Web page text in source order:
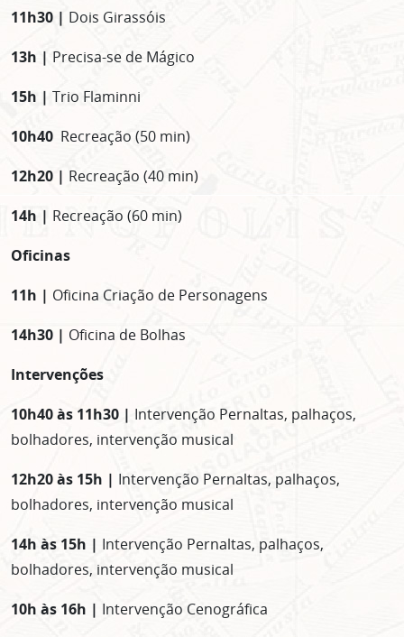
11h30 | Dois Girassóis
13h | Precisa-se de Mágico
15h | Trio Flaminni
10h40 Recreação (50 min)
12h20 | Recreação (40 min)
14h | Recreação (60 min)
Oficinas
11h | Oficina Criação de Personagens
14h30 | Oficina de Bolhas
Intervenções
10h40 às 11h30 | Intervenção Pernaltas, palhaços,
bolhadores, intervenção musical
12h20 às 15h | Intervenção Pernaltas, palhaços,
bolhadores, intervenção musical
14h às 15h | Intervenção Pernaltas, palhaços,
bolhadores, intervenção musical
10h às 16h | Intervenção Cenográfica